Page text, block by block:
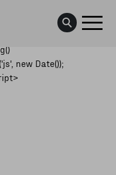
gtag/js?id=G-
=
new Date());